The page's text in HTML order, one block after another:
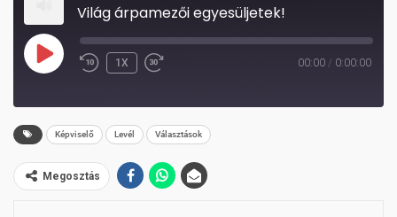
Világ árpamezői egyesüljetek!
PLAY
REWIND
1X
FAST
SECONDS
00:00 / 0:00:00
Képviselő Levél Választások
Megosztás